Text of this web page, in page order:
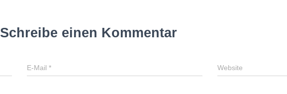
Schreibe einen Kommentar
E-Mail * Website